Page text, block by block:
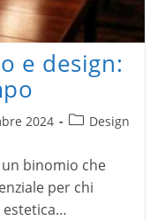
e design:
2024
Categoria
Design
binomio che
per chi
estetica…